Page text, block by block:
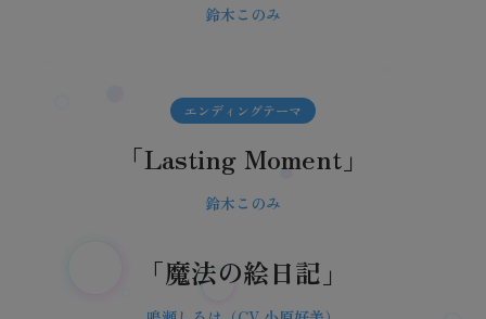
鈴木このみ
エンディングテーマ
「Lasting Moment」
鈴木このみ
「魔法の絵日記」